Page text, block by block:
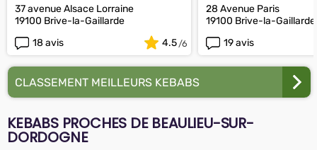
37 avenue Alsace Lorraine
19100 Brive-la-Gaillarde
18 avis
4.5
28 Avenue Paris
19100 Brive-la-Gaillarde
19 avis
CLASSEMENT MEILLEURS KEBABS
KEBABS PROCHES DE BEAULIEU-SUR-
DORDOGNE